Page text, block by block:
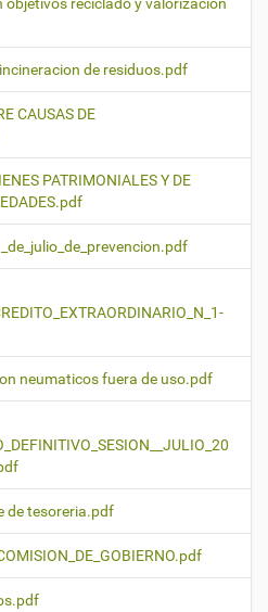
de residuos.pdf
CAUSAS DE
PATRIMONIALES Y DE
neumaticos fuera de uso.pdf
de tesoreria.pdf